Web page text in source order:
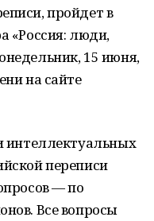
пройдет в
«Россия: люди,
15 июня,
на сайте
интеллектуальных
переписи
— по
Все вопросы